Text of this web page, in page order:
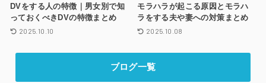
DVをする人の特徴｜男女別で知
っておくべきDVの特徴まとめ
2025.10.10
モラハラが起こる原因とモラハ
ラをする夫や妻への対策まとめ
2025.10.08
ブログ一覧